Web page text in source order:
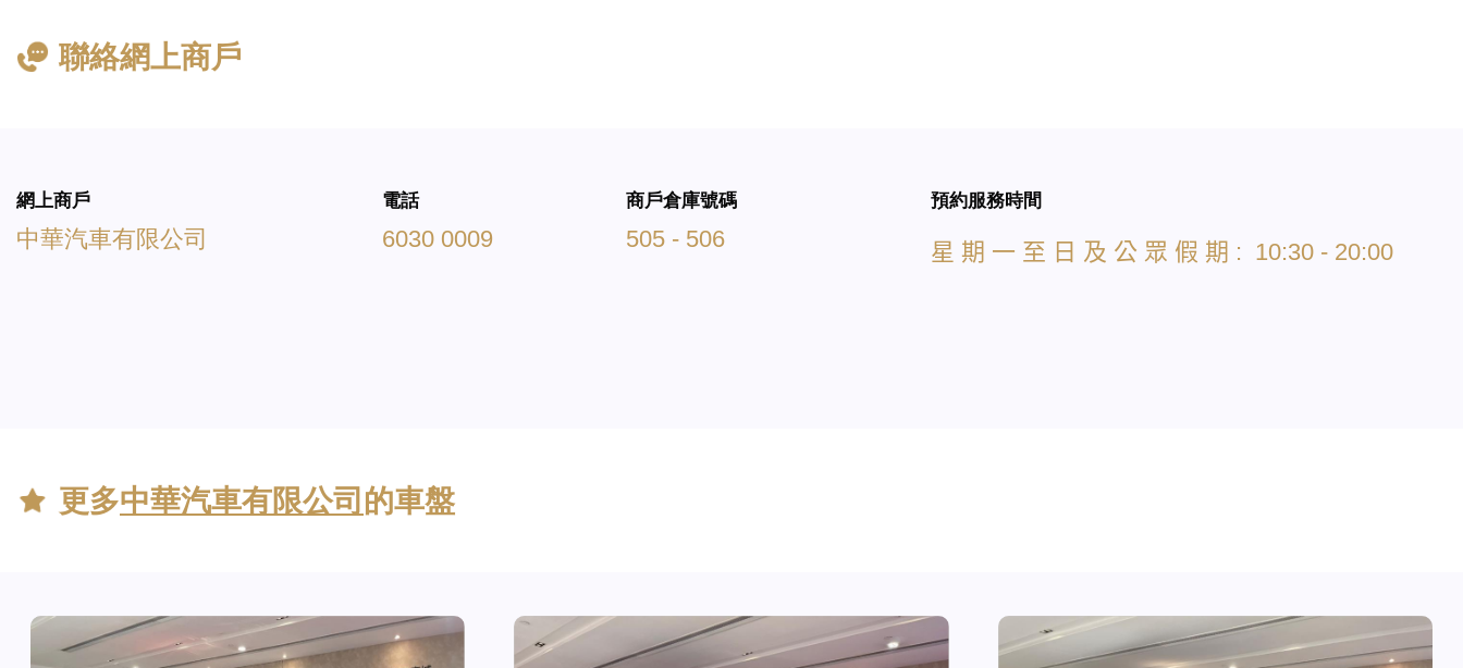
聯絡網上商戶
網上商戶
中華汽車有限公司
電話
6030 0009
商戶倉庫號碼
505 - 506
預約服務時間
星 期 一 至 日 及 公 眾 假 期 : 10:30 - 20:00
更多中華汽車有限公司 的車盤